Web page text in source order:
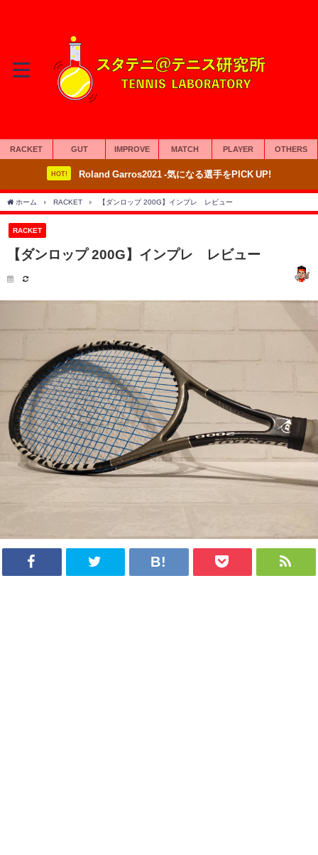
RACKET GUT IMPROVE MATCH PLAYER OTHERS
HOT! Roland Garros2021 -気になる選手をPICK UP!
ホーム RACKET 【ダンロップ 200G】インプレ レビュー
RACKET
【ダンロップ 200G】インプレ レビュー